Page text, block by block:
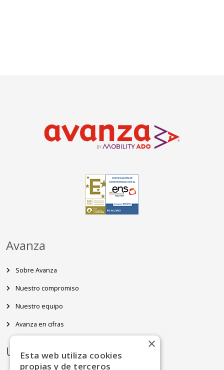
Avanza
Sobre Avanza
Nuestro compromiso
Nuestro equipo
Avanza en cifras
Últimas noticias
Esta web utiliza cookies
propias y de terceros
×